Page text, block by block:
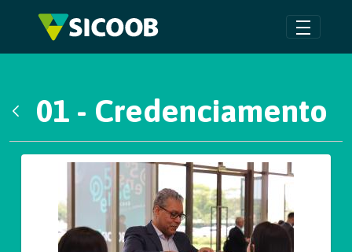
Pular para o Conteúdo principal
01 - Credenciamento
Galeria de Mídias